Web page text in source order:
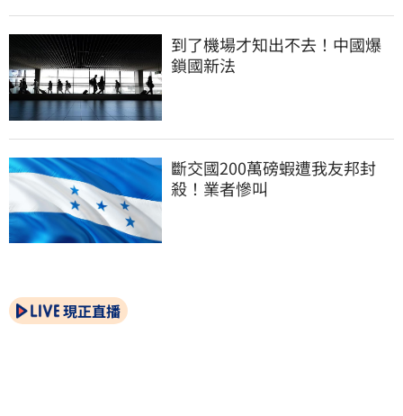
到了機場才知出不去！中國爆
鎖國新法
斷交國200萬磅蝦遭我友邦封
殺！業者慘叫
現正直播